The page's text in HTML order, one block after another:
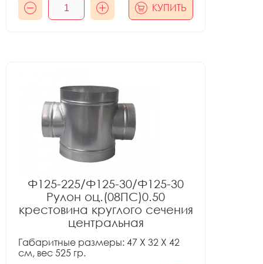
КУПИТЬ
Ф125-225/Ф125-30/Ф125-30
Рулон оц.(08ПС)0.50
крестовина круглого сечения
центральная
Габаритные размеры: 47 X 32 X 42
см, вес 525 гр.